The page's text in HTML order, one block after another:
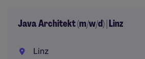
Java Architekt (m/w/d) | Linz
Linz